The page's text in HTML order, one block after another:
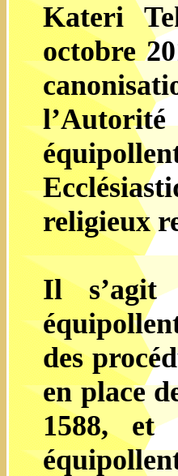
Kateri
octobre
religieux
Il s’agit
des
en place
1588, et